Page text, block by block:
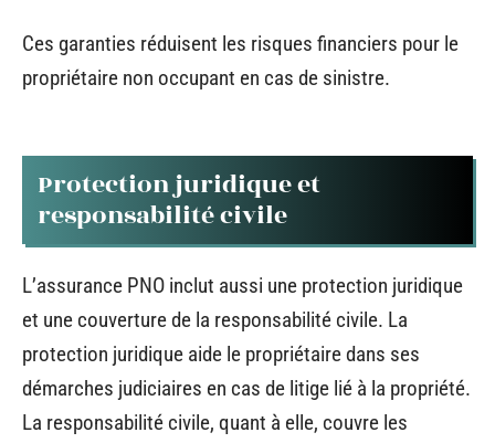
Ces garanties réduisent les risques financiers pour le
propriétaire non occupant en cas de sinistre.
Protection juridique et
responsabilité civile
L’assurance PNO inclut aussi une protection juridique
et une couverture de la responsabilité civile. La
protection juridique aide le propriétaire dans ses
démarches judiciaires en cas de litige lié à la propriété.
La responsabilité civile, quant à elle, couvre les